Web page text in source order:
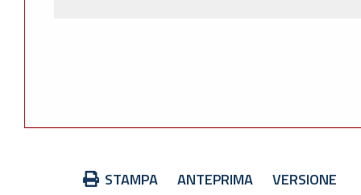
STAMPA ANTEPRIMA
VERSIONE